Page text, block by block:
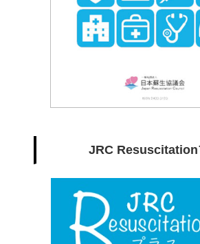
JRC Resuscitation